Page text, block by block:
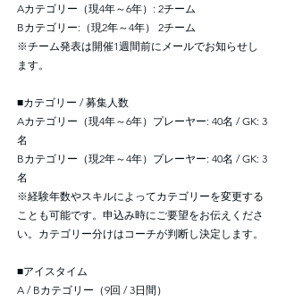
Aカテゴリー（現4年～6年）: 2チーム
Bカテゴリー:（現2年～4年） 2チーム
※チーム発表は開催1週間前にメールでお知らせし
ます。
■カテゴリー / 募集人数
Aカテゴリー（現4年～6年）プレーヤー: 40名 / GK: 3
名
Bカテゴリー（現2年～4年）プレーヤー: 40名 / GK: 3
名
※経験年数やスキルによってカテゴリーを変更する
ことも可能です。申込み時にご要望をお伝えくださ
い。カテゴリー分けはコーチが判断し決定します。
■アイスタイム
A / Bカテゴリー（9回 / 3日間）